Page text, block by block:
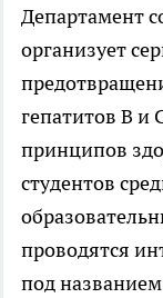
Департамент
организует
гепатитов В и
принципов
студентов
проводятся
под